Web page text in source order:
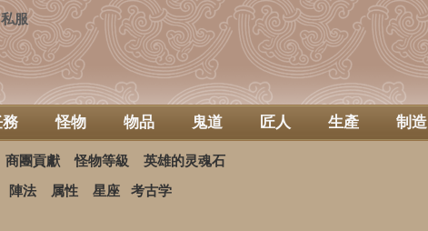
私服
怪物 物品 鬼道 匠人 生產 制造
商團貢獻 怪物等級 英雄的灵魂石
陣法 属性 星座 考古学